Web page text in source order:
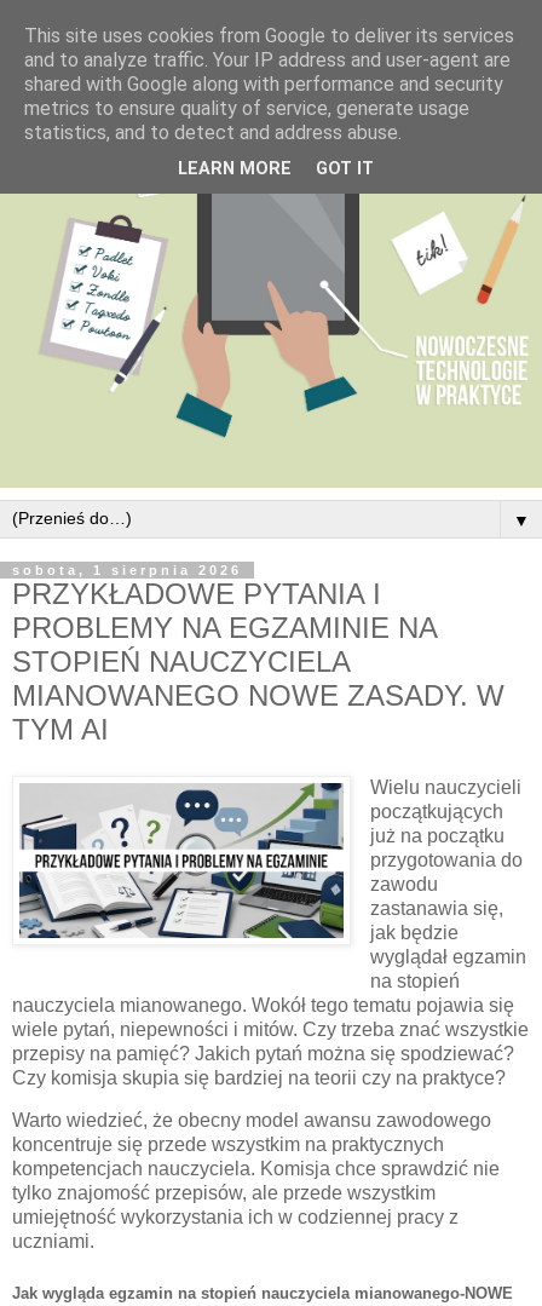
▼
sobota, 1 sierpnia 2026
PRZYKŁADOWE PYTANIA I
PROBLEMY NA EGZAMINIE NA
STOPIEŃ NAUCZYCIELA
MIANOWANEGO NOWE ZASADY. W
TYM AI
Wielu nauczycieli
początkujących
już na początku
przygotowania do
zawodu
zastanawia się,
jak będzie
wyglądał egzamin
na stopień
nauczyciela mianowanego. Wokół tego tematu pojawia się
wiele pytań, niepewności i mitów. Czy trzeba znać wszystkie
przepisy na pamięć? Jakich pytań można się spodziewać?
Czy komisja skupia się bardziej na teorii czy na praktyce?
Warto wiedzieć, że obecny model awansu zawodowego
koncentruje się przede wszystkim na praktycznych
kompetencjach nauczyciela. Komisja chce sprawdzić nie
tylko znajomość przepisów, ale przede wszystkim
umiejętność wykorzystania ich w codziennej pracy z
uczniami.
Jak wygląda egzamin na stopień nauczyciela mianowanego-NOWE
This site uses cookies from Google to deliver its services
and to analyze traffic. Your IP address and user-agent are
shared with Google along with performance and security
metrics to ensure quality of service, generate usage
statistics, and to detect and address abuse.
LEARN MORE GOT IT